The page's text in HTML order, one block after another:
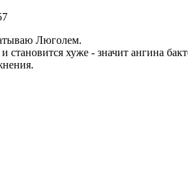
Люголем.
становится хуже - значит ангина